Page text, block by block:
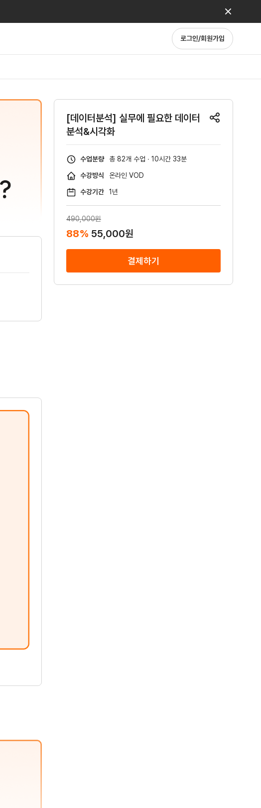
로그인/회원가입
[데이터분석] 실무에 필요한 데이터
분석&시각화
수업분량 총 82개 수업 ∙ 10시간 33분
수강방식 온라인 VOD
수강기간 1년
490,000원
88% 55,000원
결제하기